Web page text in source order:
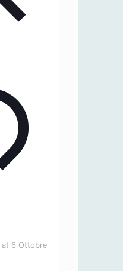
at 6 Ottobre